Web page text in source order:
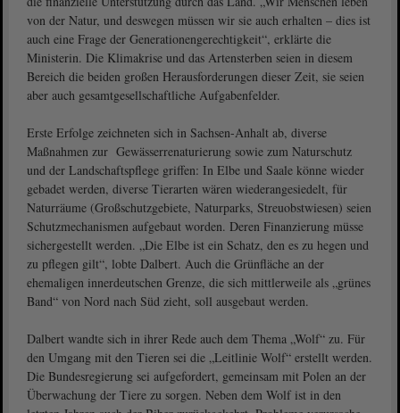
von der Natur, und deswegen müssen wir sie auch erhalten – dies ist
auch eine Frage der Generationengerechtigkeit“, erklärte die
Ministerin. Die Klimakrise und das Artensterben seien in diesem
Bereich die beiden großen Herausforderungen dieser Zeit, sie seien
aber auch gesamtgesellschaftliche Aufgabenfelder.
Erste Erfolge zeichneten sich in Sachsen-Anhalt ab, diverse
Maßnahmen zur Gewässerrenaturierung sowie zum Naturschutz
und der Landschaftspflege griffen: In Elbe und Saale könne wieder
gebadet werden, diverse Tierarten wären wiederangesiedelt, für
Naturräume (Großschutzgebiete, Naturparks, Streuobstwiesen) seien
Schutzmechanismen aufgebaut worden. Deren Finanzierung müsse
sichergestellt werden. „Die Elbe ist ein Schatz, den es zu hegen und
zu pflegen gilt“, lobte Dalbert. Auch die Grünfläche an der
ehemaligen innerdeutschen Grenze, die sich mittlerweile als „grünes
Band“ von Nord nach Süd zieht, soll ausgebaut werden.
Dalbert wandte sich in ihrer Rede auch dem Thema „Wolf“ zu. Für
den Umgang mit den Tieren sei die „Leitlinie Wolf“ erstellt werden.
Die Bundesregierung sei aufgefordert, gemeinsam mit Polen an der
Überwachung der Tiere zu sorgen. Neben dem Wolf ist in den